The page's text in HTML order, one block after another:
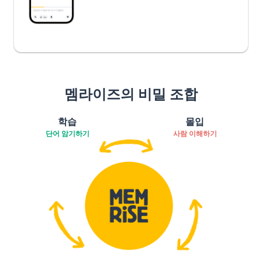
멤라이즈의 비밀 조합
학습
단어 암기하기
몰입
사람 이해하기